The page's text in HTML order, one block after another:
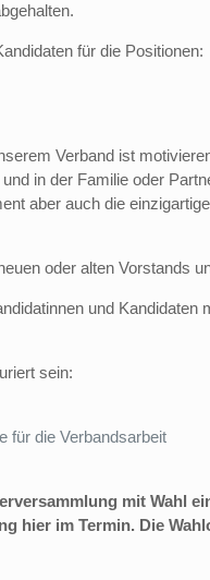
für die Positionen:
Verband ist
in der Familie oder
aber auch die
oder alten Vorstands
und Kandidaten
sein:
für die Verbandsarbeit
mit Wahl
hier im Termin. Die